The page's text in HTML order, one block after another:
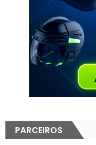
PARCEIROS